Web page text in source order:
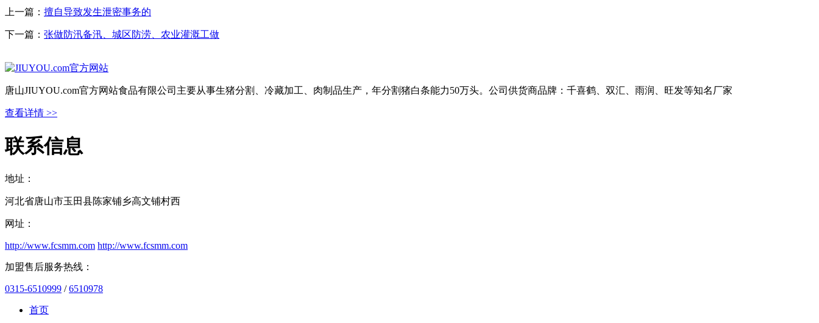
上一篇： 擅自导致发生泄密事务的
下一篇： 张做防汛备汛、城区防涝、农业灌溉工做
唐山JIUYOU.com官方网站食品有限公司主要从事生猪分割、冷藏加工、肉制品生产，年分割猪白条能力50万头。公司供货商品牌：千喜鹤、双汇、雨润、旺发等知名厂家
查看详情 >>
联系信息
地址：
河北省唐山市玉田县陈家铺乡高文铺村西
网址：
http://www.fcsmm.com http://www.fcsmm.com
加盟售后服务热线：
0315-6510999 /6510978
首页